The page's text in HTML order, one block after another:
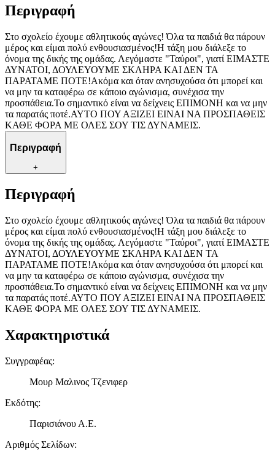
Περιγραφή
Στο σχολείο έχουμε αθλητικούς αγώνες! Όλα τα παιδιά θα πάρουν
μέρος και είμαι πολύ ενθουσιασμένος!Η τάξη μου διάλεξε το
όνομα της δικής της ομάδας. Λεγόμαστε "Ταύροι", γιατί ΕΙΜΑΣΤΕ
ΔΥΝΑΤΟΙ, ΔΟΥΛΕΥΟΥΜΕ ΣΚΛΗΡΑ ΚΑΙ ΔΕΝ ΤΑ
ΠΑΡΑΤΑΜΕ ΠΟΤΕ!Ακόμα και όταν ανησυχούσα ότι μπορεί και
να μην τα καταφέρω σε κάποιο αγώνισμα, συνέχισα την
προσπάθεια.Το σημαντικό είναι να δείχνεις ΕΠΙΜΟΝΗ και να μην
τα παρατάς ποτέ.ΑΥΤΟ ΠΟΥ ΑΞΙΖΕΙ ΕΙΝΑΙ ΝΑ ΠΡΟΣΠΑΘΕΙΣ
ΚΑΘΕ ΦΟΡΑ ΜΕ ΟΛΕΣ ΣΟΥ ΤΙΣ ΔΥΝΑΜΕΙΣ.
Περιγραφή
+
Περιγραφή
Στο σχολείο έχουμε αθλητικούς αγώνες! Όλα τα παιδιά θα πάρουν
μέρος και είμαι πολύ ενθουσιασμένος!Η τάξη μου διάλεξε το
όνομα της δικής της ομάδας. Λεγόμαστε "Ταύροι", γιατί ΕΙΜΑΣΤΕ
ΔΥΝΑΤΟΙ, ΔΟΥΛΕΥΟΥΜΕ ΣΚΛΗΡΑ ΚΑΙ ΔΕΝ ΤΑ
ΠΑΡΑΤΑΜΕ ΠΟΤΕ!Ακόμα και όταν ανησυχούσα ότι μπορεί και
να μην τα καταφέρω σε κάποιο αγώνισμα, συνέχισα την
προσπάθεια.Το σημαντικό είναι να δείχνεις ΕΠΙΜΟΝΗ και να μην
τα παρατάς ποτέ.ΑΥΤΟ ΠΟΥ ΑΞΙΖΕΙ ΕΙΝΑΙ ΝΑ ΠΡΟΣΠΑΘΕΙΣ
ΚΑΘΕ ΦΟΡΑ ΜΕ ΟΛΕΣ ΣΟΥ ΤΙΣ ΔΥΝΑΜΕΙΣ.
Χαρακτηριστικά
Συγγραφέας:
Μουρ Μαλινος Τζενιφερ
Εκδότης:
Παρισιάνου Α.Ε.
Αριθμός Σελίδων: